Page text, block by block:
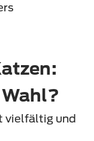
vielfältig und